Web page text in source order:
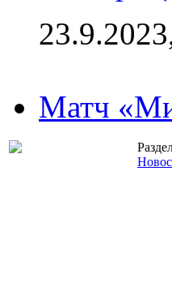
Матч